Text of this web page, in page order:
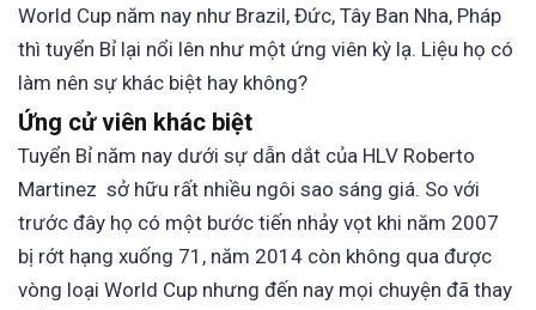
World Cup năm nay như Brazil, Đức, Tây Ban Nha, Pháp
thì tuyển Bỉ lại nổi lên như một ứng viên kỳ lạ. Liệu họ có
làm nên sự khác biệt hay không?
Ứng cử viên khác biệt
Tuyển Bỉ năm nay dưới sự dẫn dắt của HLV Roberto
Martinez sở hữu rất nhiều ngôi sao sáng giá. So với
trước đây họ có một bước tiến nhảy vọt khi năm 2007
bị rớt hạng xuống 71, năm 2014 còn không qua được
vòng loại World Cup nhưng đến nay mọi chuyện đã thay